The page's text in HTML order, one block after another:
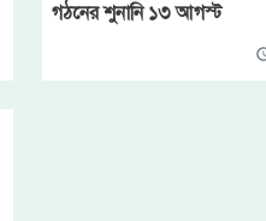
গঠনের শুনানি ১৩ আগস্ট